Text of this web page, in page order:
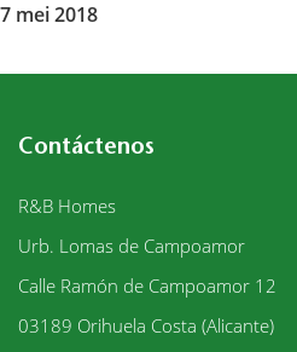
7 mei 2018
Contáctenos
R&B Homes
Urb. Lomas de Campoamor
Calle Ramón de Campoamor 12
03189 Orihuela Costa (Alicante)